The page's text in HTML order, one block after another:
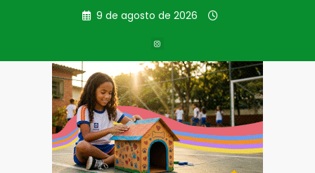
9 de agosto de 2026
Tag: Oficiais
Página inicial Oficiais